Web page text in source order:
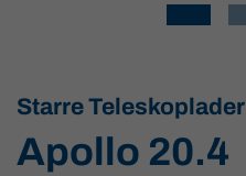
Starre Teleskoplader
Apollo 20.4